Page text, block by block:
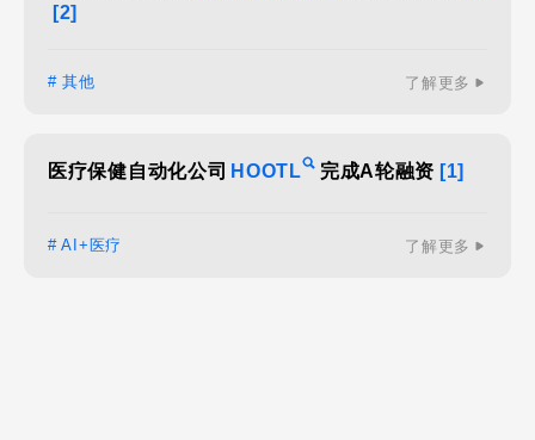
[2]
# 其他 了解更多
医疗保健自动化公司 HOOTL 完成A轮融资 [1]
# AI+医疗 了解更多